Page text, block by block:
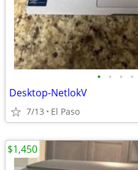
• • • •
Desktop-NetlokV
7/13 El Paso
$1,450